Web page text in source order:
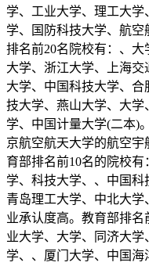
学、工业大学、理工大
学、国防科技大学、航
排名前20名院校有：、
大学、浙江大学、上海
大学、中国科技大学、
技大学、燕山大学、大
学、中国计量大学(二本)
京航空航天大学的航空
育部排名前10名的院校
学、科技大学、、中国科
青岛理工大学、中北大
业承认度高。教育部排
业大学、大学、同济大
学、、厦门大学、中国海